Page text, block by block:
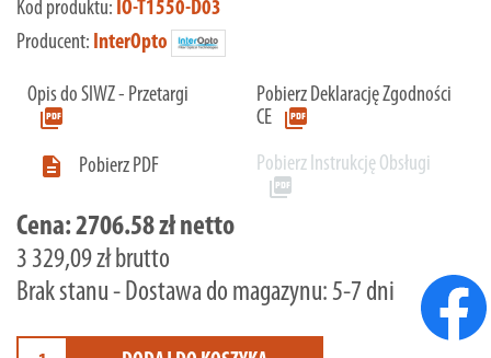
Kod produktu: IO-T1550-D03
Producent: InterOpto
Opis do SIWZ - Przetargi
picture_as_pdf
Pobierz Deklarację Zgodności
CE picture_as_pdf

Pobierz PDF Pobierz Instrukcję Obsługi
picture_as_pdf
Cena:2706.58 zł netto
3 329,09 zł brutto
Brak stanu - Dostawa do magazynu: 5-7 dni